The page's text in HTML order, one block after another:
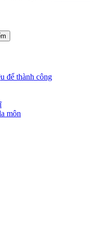
để thành công
môn